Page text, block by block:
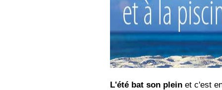
L'été bat son plein et c'est